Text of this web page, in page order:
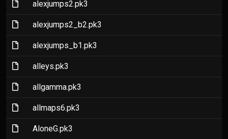
(File)alexjumps2.pk3
(File)alexjumps2_b2.pk3
(File)alexjumps_b1.pk3
(File)alleys.pk3
(File)allgamma.pk3
(File)allmaps6.pk3
(File)AloneG.pk3